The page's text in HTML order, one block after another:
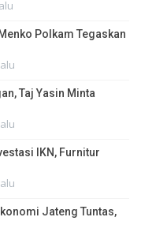
Polkam Tegaskan
Taj Yasin Minta
IKN, Furnitur
Jateng Tuntas,